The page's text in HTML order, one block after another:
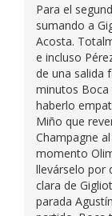
Para el
sumando a
Acosta.
e incluso
de una salida
minutos Boca
haberlo
Miño que
Champagne
momento
llevárselo por
clara de
parada